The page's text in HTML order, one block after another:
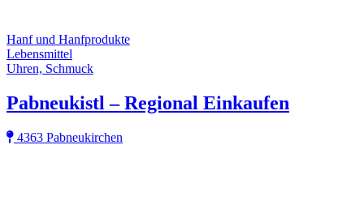
Hanf und Hanfprodukte
Lebensmittel
Uhren, Schmuck
Pabneukistl – Regional Einkaufen
4363 Pabneukirchen